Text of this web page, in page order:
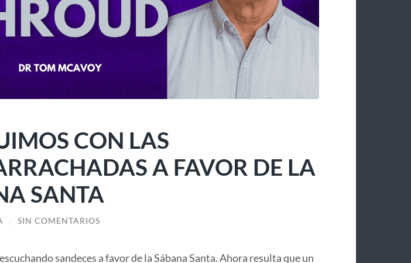
CON LAS
A FAVOR DE LA
SANTA
/ SIN COMENTARIOS
sandeces a favor de la Sábana Santa. Ahora resulta que un